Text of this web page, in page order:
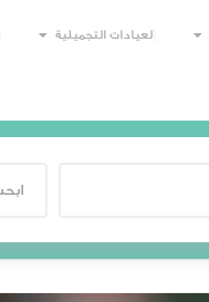
العيادات التجميلية